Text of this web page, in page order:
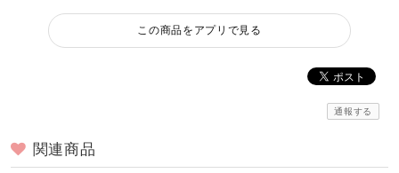
この商品をアプリで見る
通報する
関連商品